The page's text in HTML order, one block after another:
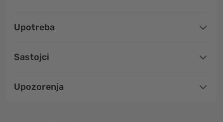
Upotreba
Sastojci
Upozorenja